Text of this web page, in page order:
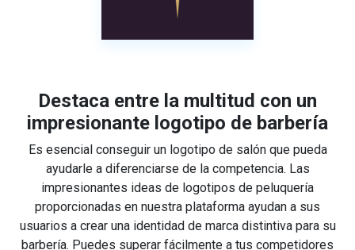
Destaca entre la multitud con un
impresionante logotipo de barbería
Es esencial conseguir un logotipo de salón que pueda
ayudarle a diferenciarse de la competencia. Las
impresionantes ideas de logotipos de peluquería
proporcionadas en nuestra plataforma ayudan a sus
usuarios a crear una identidad de marca distintiva para su
barbería. Puedes superar fácilmente a tus competidores